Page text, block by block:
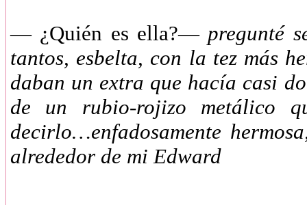
— ¿Quién es ella?—pregunté
tantos, esbelta, con la tez más
daban un extra que hacía casi
de un rubio-rojizo metálico
decirlo…enfadosamente
alrededor de mi Edward